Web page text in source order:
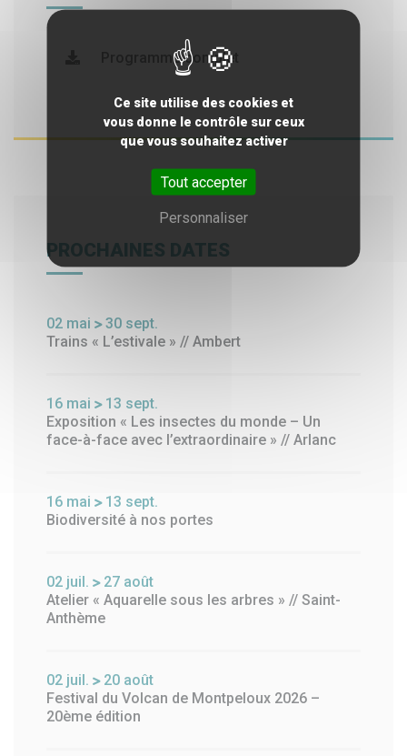
Programme complet
PROCHAINES DATES
02 mai 30 sept.
Trains « L’estivale » // Ambert
16 mai 13 sept.
Exposition « Les insectes du monde – Un
face-à-face avec l’extraordinaire » // Arlanc
16 mai 13 sept.
Biodiversité à nos portes
02 juil. 27 août
Atelier « Aquarelle sous les arbres » // Saint-
Anthème
02 juil. 20 août
Festival du Volcan de Montpeloux 2026 –
20ème édition
Ce site utilise des cookies et
vous donne le contrôle sur ceux
que vous souhaitez activer
Tout accepter
Personnaliser